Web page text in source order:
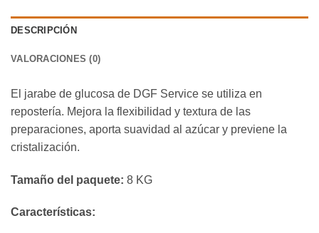
DESCRIPCIÓN
VALORACIONES (0)
El jarabe de glucosa de DGF Service se utiliza en
repostería. Mejora la flexibilidad y textura de las
preparaciones, aporta suavidad al azúcar y previene la
cristalización.
Tamaño del paquete: 8 KG
Características: